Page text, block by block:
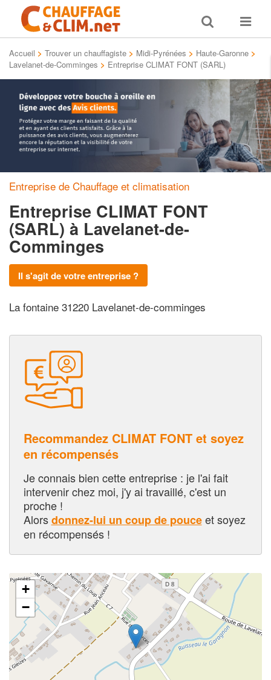
Toggle
search
Toggle
Accueil > Trouver un chauffagiste > Midi-Pyrénées > Haute-Garonne >
Lavelanet-de-Comminges > Entreprise CLIMAT FONT (SARL)
Entreprise de Chauffage et climatisation
Entreprise CLIMAT FONT
(SARL) à Lavelanet-de-
Comminges
Il s'agit de votre entreprise ?
La fontaine 31220 Lavelanet-de-comminges
Recommandez CLIMAT FONT et soyez
en récompensés
Je connais bien cette entreprise : je l'ai fait
intervenir chez moi, j'y ai travaillé, c'est un
proche !
Alorsdonnez-lui un coup de pouceet soyez
en récompensés !
+
−